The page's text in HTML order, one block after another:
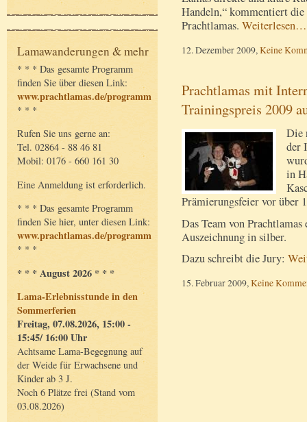
Lamawanderungen & mehr
* * * Das gesamte Programm
finden Sie über diesen Link:
www.prachtlamas.de/programm
* * *
Rufen Sie uns gerne an:
Tel. 02864 - 88 46 81
Mobil: 0176 - 660 161 30
Eine Anmeldung ist erforderlich.
* * * Das gesamte Programm
finden Sie hier, unter diesen Link:
www.prachtlamas.de/programm
* * *
* * * August 2026 * * *
Lama-Erlebnisstunde in den
Sommerferien
Freitag, 07.08.2026, 15:00 -
15:45/ 16:00 Uhr
Achtsame Lama-Begegnung auf
der Weide für Erwachsene und
Kinder ab 3 J.
Noch 6 Plätze frei (Stand vom
03.08.2026)
Handeln,“ kommentiert
Prachtlamas.
12. Dezember 2009, Keine
Prachtlamas mit
Trainingspreis 2009
Die
der
in
Prämierungsfeier vor über
Das Team von
Auszeichnung in silber.
Dazu schreibt die Jury:
15. Februar 2009, Keine